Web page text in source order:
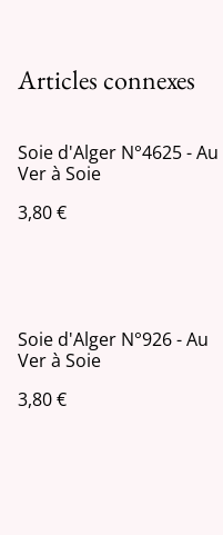
Articles connexes
Soie d'Alger N°4625 - Au
Ver à Soie
3,80 €
Soie d'Alger N°926 - Au
Ver à Soie
3,80 €